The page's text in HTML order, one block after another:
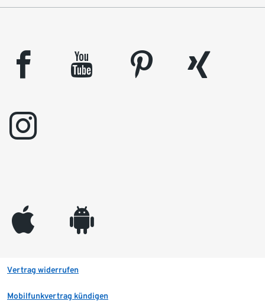
facebook youtube pinterest
xing
instagram
appleinc android
Vertrag widerrufen
Mobilfunkvertrag kündigen